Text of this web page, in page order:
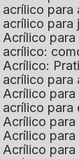
acrílico
acrílico
Acrílico
acrílico:
Acrílico:
acrílico
Acrílico
acrílico
Acrílico
Acrílico
Acrílico